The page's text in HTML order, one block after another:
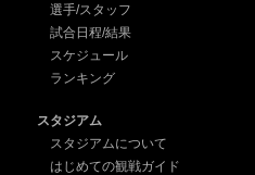
選手/スタッフ
試合日程/結果
スケジュール
ランキング
スタジアム
スタジアムについて
はじめての観戦ガイド